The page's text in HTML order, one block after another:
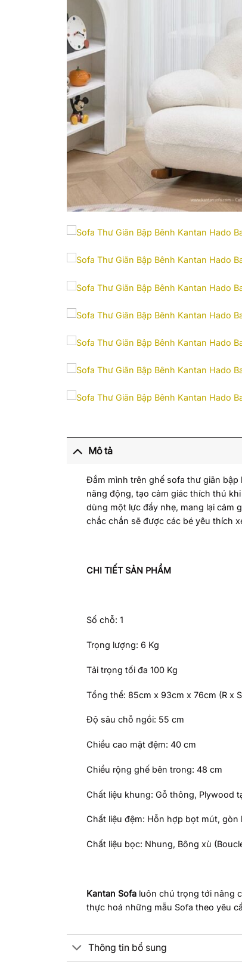
Mô tả
Đắm mình trên ghế sofa thư giãn
năng động, tạo cảm giác thích thú
dùng một lực đẩy nhẹ, mang lại cảm
chắc chắn sẽ được các bé yêu thích
CHI TIẾT SẢN PHẨM
Số chỗ: 1
Trọng lượng: 6 Kg
Tải trọng tối đa 100 Kg
Tổng thể: 85cm x 93cm x 76cm (R x
Độ sâu chỗ ngồi: 55 cm
Chiều cao mặt đệm: 40 cm
Chiều rộng ghế bên trong: 48 cm
Chất liệu khung: Gỗ thông, Plywood
Chất liệu đệm: Hỗn hợp bọt mút, gòn
Chất liệu bọc: Nhung, Bông xù
Kantan Sofa luôn chú trọng tới nâng
thực hoá những mẫu Sofa theo yêu
Thông tin bổ sung